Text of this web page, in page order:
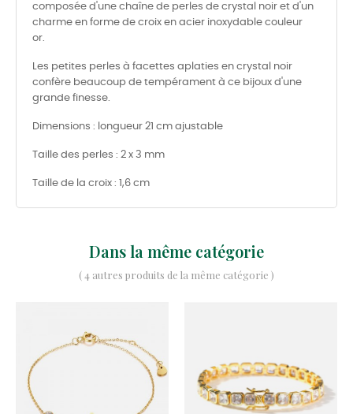
composée d'une chaîne de perles de crystal noir et d'un
charme en forme de croix en acier inoxydable couleur
or.
Les petites perles à facettes aplaties en crystal noir
confère beaucoup de tempérament à ce bijoux d'une
grande finesse.
Dimensions : longueur 21 cm ajustable
Taille des perles : 2 x 3 mm
Taille de la croix : 1,6 cm
Dans la même catégorie
( 4 autres produits de la même catégorie )